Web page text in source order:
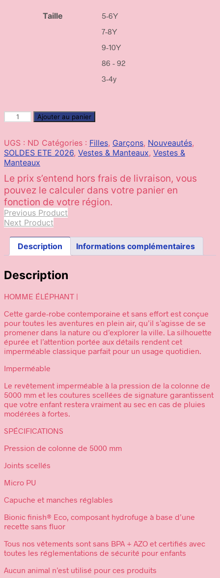
initial
Taille
5-6Y
7-8Y
9-10Y
86 - 92
3-4y
quantité
de
|
Éléphant
man
azure
blue
Ajouter au panier
UGS : ND Catégories : Filles, Garçons, Nouveautés,
SOLDES ETE 2026, Vestes & Manteaux, Vestes &
Manteaux
Previous Product
Next Product
Description Informations complémentaires
Description
HOMME ÉLÉPHANT |
Cette garde-robe contemporaine et sans effort est conçue
pour toutes les aventures en plein air, qu’il s’agisse de se
promener dans la nature ou d’explorer la ville. La silhouette
épurée et l’attention portée aux détails rendent cet
imperméable classique parfait pour un usage quotidien.
Imperméable
Le revêtement imperméable à la pression de la colonne de
5000 mm et les coutures scellées de signature garantissent
que votre enfant restera vraiment au sec en cas de pluies
modérées à fortes.
SPÉCIFICATIONS
Pression de colonne de 5000 mm
Joints scellés
Micro PU
Capuche et manches réglables
Bionic finish® Eco, composant hydrofuge à base d’une
recette sans fluor
Tous nos vêtements sont sans BPA + AZO et certifiés avec
toutes les réglementations de sécurité pour enfants
Aucun animal n’est utilisé pour ces produits